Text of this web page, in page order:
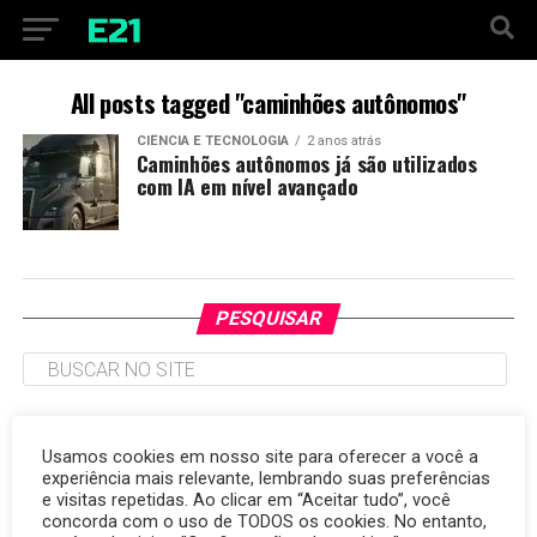
All posts tagged "caminhões autônomos"
CIÊNCIA E TECNOLOGIA 2 anos atrás
Caminhões autônomos já são utilizados
com IA em nível avançado
PESQUISAR
7 de outubro amizade argentina autismo Brasil Carlo Ancelotti
cibersegurança consumidor copa do mundo Corinthians
Cruzeiro desenvolvimento destaque Egito energia renovável
Usamos cookies em nosso site para oferecer a você a
experiência mais relevante, lembrando suas preferências
e visitas repetidas. Ao clicar em “Aceitar tudo”, você
concorda com o uso de TODOS os cookies. No entanto,